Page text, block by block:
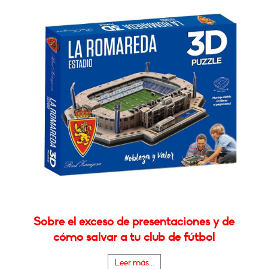
Sobre el exceso de presentaciones y de
cómo salvar a tu club de fútbol
Leer más...